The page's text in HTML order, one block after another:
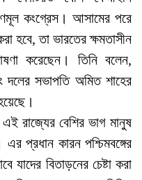
কংগ্রেস। আসামের পরে
হবে, তা ভারতের ক্ষমতাসীন
করেছেন। তিনি বলেন,
দলের সভাপতি অমিত শাহের
রাজ্যের বেশির ভাগ মানুষ
প্রধান কারন পশ্চিমবঙ্গের
যাদের বিতাড়নের চেষ্টা করা